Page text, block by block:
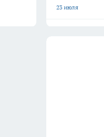
23 июля